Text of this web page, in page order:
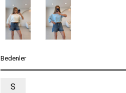
Bedenler
S